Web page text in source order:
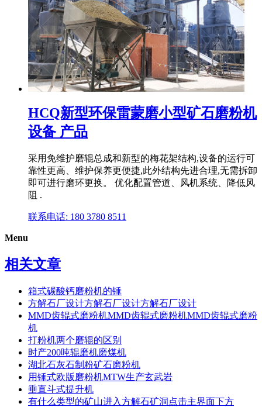
HCQ新型环保雷蒙磨小型矿石磨粉机
设备 产品
采用免维护磨辊总成和新型的梅花架结构,设备的运行可
靠性更高、维护保养更便捷,此外结构先进合理,无需拆卸
即可进行磨环更换。 优化配置管道、风机系统、降低风
阻 .
联系电话: 180 3780 8511
Menu
相关文章
箱式碳酸钙磨粉机的锤
方解石厂设计方解石厂设计方解石厂设计
MMD齿辊式磨粉机MMD齿辊式磨粉机MMD齿辊式磨粉
机
打粉机两个磨辊的区别
时产200吨辊磨机磨煤机
湖北石灰石制粉矿石磨粉机
用锤式欧版磨粉机MTW生产玄武岩
垂直斗式提升机
有什么类型的矿山进入方解石矿洞点击主界面下方